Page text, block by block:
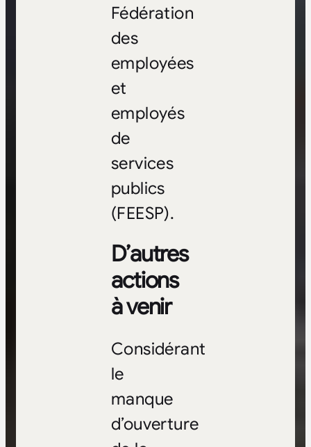
Fédération
des
employées
et
employés
de
services
publics
(FEESP).
D’autres
actions
à venir
Considérant
le
manque
d’ouverture